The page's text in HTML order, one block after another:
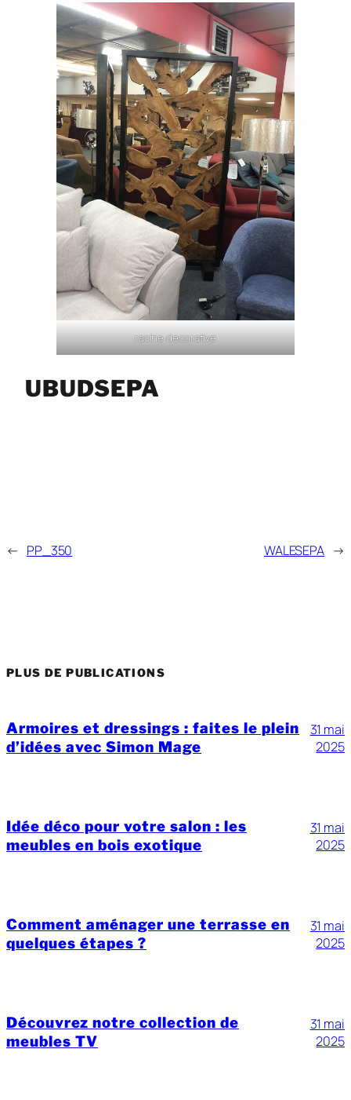
racine decorative
UBUDSEPA
← PP_350 WALESEPA →
PLUS DE PUBLICATIONS
Armoires et dressings : faites le plein
d’idées avec Simon Mage
31 mai
2025
Idée déco pour votre salon : les
meubles en bois exotique
31 mai
2025
Comment aménager une terrasse en
quelques étapes ?
31 mai
2025
Découvrez notre collection de
meubles TV
31 mai
2025